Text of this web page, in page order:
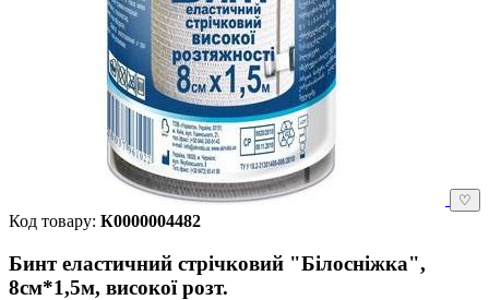
♡
Код товару: К0000004482
Бинт еластичний стрічковий "Білосніжка",
8см*1,5м, високої розт.